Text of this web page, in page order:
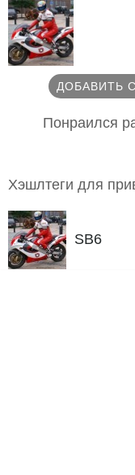
ДОБАВИТЬ
Понраился
Хэшлтеги для
SB6